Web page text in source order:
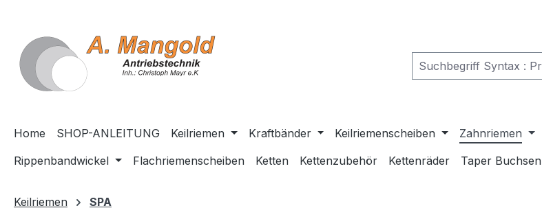
Home SHOP-ANLEITUNG Keilriemen Kraftbänder Keilriemenscheiben Zahnriemen
Rippenbandwickel
Flachriemenscheiben Ketten Kettenzubehör Kettenräder Taper Buchsen
Keilriemen SPA